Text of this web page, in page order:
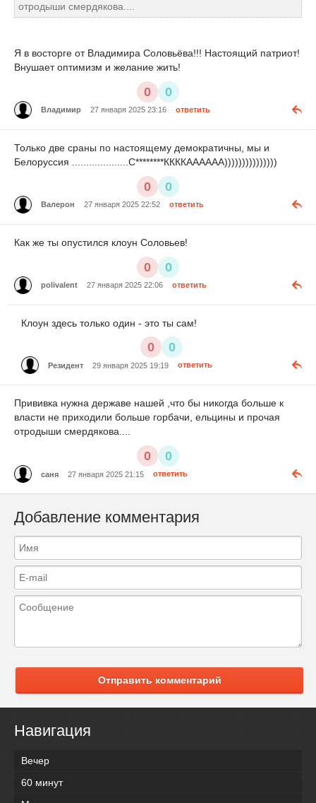
отродыши смердякова....
Я в восторге от Владимира Соловьёва!!! Настоящий патриот!
Внушает оптимизм и желание жить!
0 0
Владимир 27 января 2025 23:16 ответить
Только две сраны по настоящему демократичны, мы и
Белоруссия ....................С********ККККАААААА)))))))))))))))
0 0
Валерон 27 января 2025 22:52 ответить
Как же ты опустился клоун Соловьев!
0 0
polivalent 27 января 2025 22:06 ответить
Клоун здесь только один - это ты сам!
0 0
Резидент 29 января 2025 19:19 ответить
Прививка нужна державе нашей ,что бы никогда больше к
власти не приходили больше горбачи, ельцины и прочая
отродыши смердякова....
0 0
саня 27 января 2025 21:15 ответить
Добавление комментария
Отправить комментарий
Навигация
Вечер
60 минут